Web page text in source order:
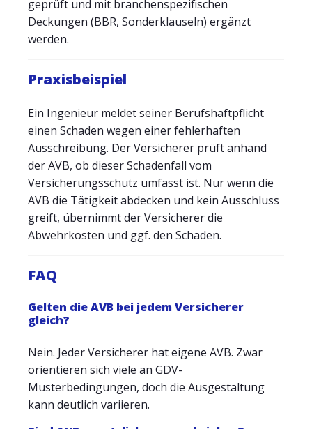
geprüft und mit branchenspezifischen
Deckungen (BBR, Sonderklauseln) ergänzt
werden.
Praxisbeispiel
Ein Ingenieur meldet seiner Berufshaftpflicht
einen Schaden wegen einer fehlerhaften
Ausschreibung. Der Versicherer prüft anhand
der AVB, ob dieser Schadenfall vom
Versicherungsschutz umfasst ist. Nur wenn die
AVB die Tätigkeit abdecken und kein Ausschluss
greift, übernimmt der Versicherer die
Abwehrkosten und ggf. den Schaden.
FAQ
Gelten die AVB bei jedem Versicherer
gleich?
Nein. Jeder Versicherer hat eigene AVB. Zwar
orientieren sich viele an GDV-
Musterbedingungen, doch die Ausgestaltung
kann deutlich variieren.